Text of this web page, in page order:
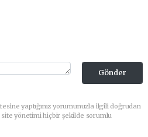
Gönder
yaptığınız yorumunuzla ilgili doğrudan
site yönetimi hiçbir şekilde sorumlu